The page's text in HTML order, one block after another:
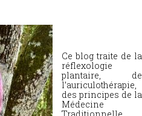
Ce blog traite de la
réflexologie
plantaire, de
l’auriculothérapie,
des principes de la
Médecine